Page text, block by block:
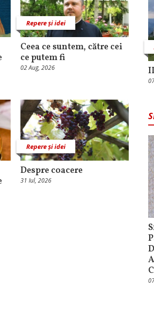
Repere și idei
Ceea ce suntem, către cei
ce putem fi
02 Aug, 2026
Repere și idei
Despre coacere
31 Iul, 2026